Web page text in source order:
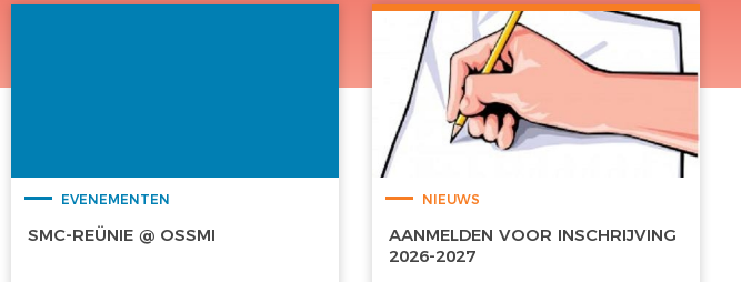
EVENEMENTEN
SMC-REÜNIE @ OSSMI
NIEUWS
AANMELDEN VOOR INSCHRIJVING
2026-2027